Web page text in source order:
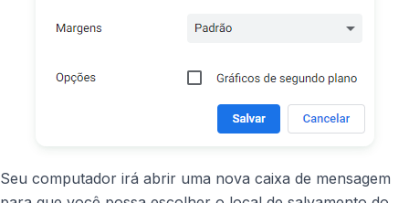
Seu computador irá abrir uma nova caixa de mensagem